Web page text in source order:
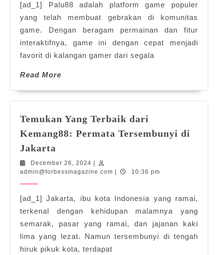
Dekat
Platform
Permainan
Populer
[ad_1] Palu88 adalah platform game populer
yang telah membuat gebrakan di komunitas
game. Dengan beragam permainan dan fitur
interaktifnya, game ini dengan cepat menjadi
favorit di kalangan gamer dari segala
Read More
Temukan Yang Terbaik dari
Kemang88: Permata Tersembunyi di
Jakarta
Terbaik
Permata
Tersembunyi
di
Jakarta
December 26, 2024 December
26,
|
admin@forbessmagazine.com admin@forbessmagazine.com
| 10:36 pm
[ad_1] Jakarta, ibu kota Indonesia yang ramai,
terkenal dengan kehidupan malamnya yang
semarak, pasar yang ramai, dan jajanan kaki
lima yang lezat. Namun tersembunyi di tengah
hiruk pikuk kota, terdapat